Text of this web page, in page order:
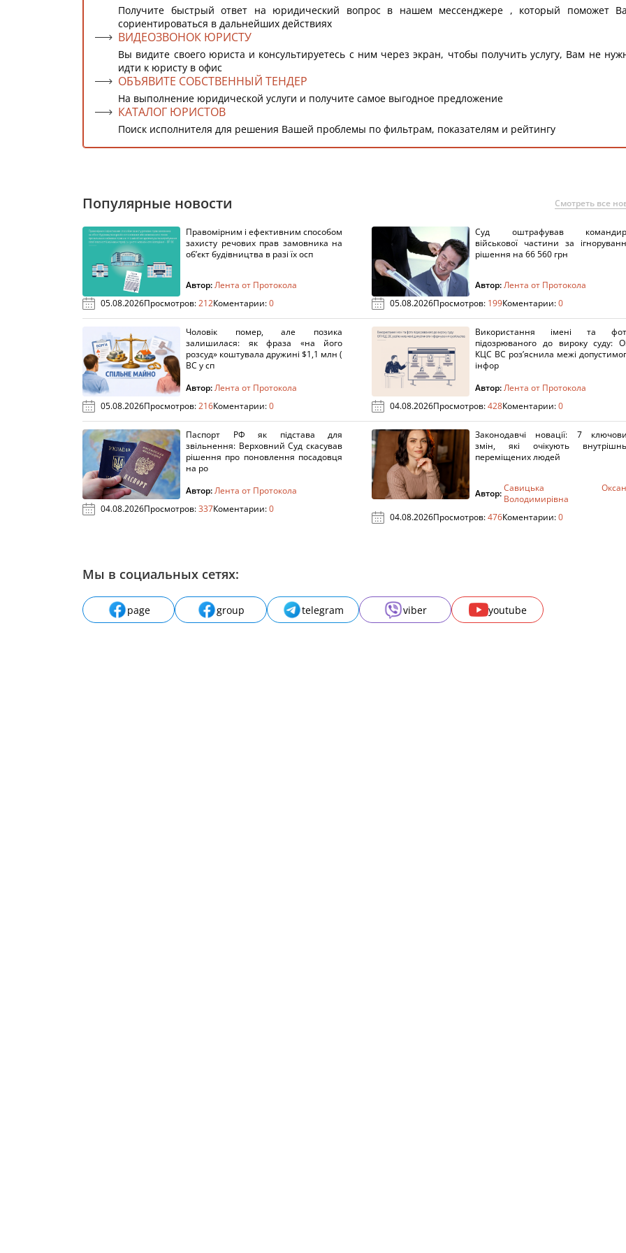
Получите быстрый ответ на юридический вопрос в нашем мессенджере , который поможет
сориентироваться в дальнейших действиях
ВИДЕОЗВОНОК ЮРИСТУ
Вы видите своего юриста и консультируетесь с ним через экран, чтобы получить услугу, Вам не
идти к юристу в офис
ОБЪЯВИТЕ СОБСТВЕННЫЙ ТЕНДЕР
На выполнение юридической услуги и получите самое выгодное предложение
КАТАЛОГ ЮРИСТОВ
Поиск исполнителя для решения Вашей проблемы по фильтрам, показателям и рейтингу
Популярные новости Смотреть все
Правомірним і ефективним способом
захисту речових прав замовника на
об’єкт будівництва в разі їх осп
Автор:Лента от Протокола
05.08.2026Просмотров:212Коментарии:0
Суд оштрафував
військової частини за
рішення на 66 560 грн
Автор:Лента от Протокола
05.08.2026Просмотров: 199Коментарии:0
Чоловік помер, але позика
залишилася: як фраза «на його
розсуд» коштувала дружині $1,1 млн (
ВС у сп
Автор:Лента от Протокола
05.08.2026Просмотров:216Коментарии:0
Використання імені та
підозрюваного до вироку суду:
КЦС ВС роз’яснила межі
інфор
Автор:Лента от Протокола
04.08.2026Просмотров:428Коментарии:0
Паспорт РФ як підстава для
звільнення: Верховний Суд скасував
рішення про поновлення посадовця
на ро
Автор:Лента от Протокола
04.08.2026Просмотров:337Коментарии:0
Законодавчі новації: 7
змін, які очікують
переміщених людей
Автор:Савицька
Володимирівна
04.08.2026Просмотров:476Коментарии:0
Мы в социальных сетях:
page group telegram viber youtube